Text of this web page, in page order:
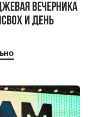
вечерника
и день